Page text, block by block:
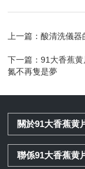
上一篇：酸清洗儀器
下一篇：91大香蕉
氮不再隻是夢
關於91大香蕉黄
聯係91大香蕉黄